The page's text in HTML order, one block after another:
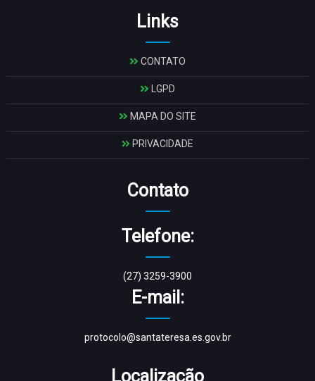
Links
CONTATO
LGPD
MAPA DO SITE
PRIVACIDADE
Contato
Telefone:
(27) 3259-3900
E-mail:
protocolo@santateresa.es.gov.br
Localização